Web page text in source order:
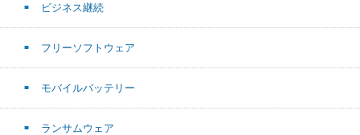
ビジネス継続
フリーソフトウェア
モバイルバッテリー
ランサムウェア